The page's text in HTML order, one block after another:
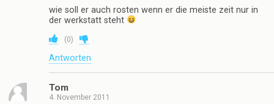
wie soll er auch rosten wenn er die meiste zeit nur in
der werkstatt steht
(0)
Antworten
Tom
4. November 2011